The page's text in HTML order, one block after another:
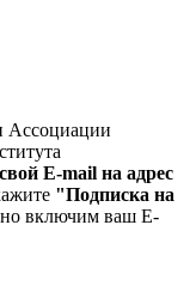
Ассоциации
E-mail на адрес
"Подписка на
включим ваш E-